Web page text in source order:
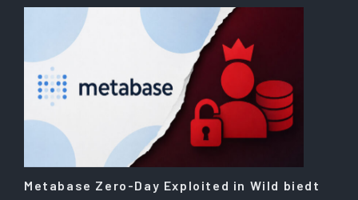
Metabase Zero-Day Exploited in Wild biedt